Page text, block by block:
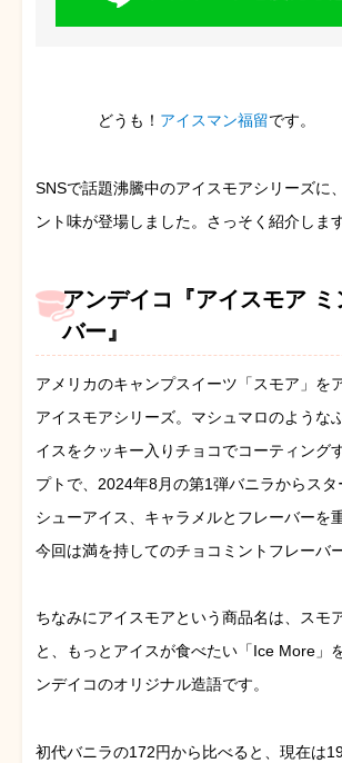
どうも！ アイスマン福留です。
SNSで話題沸騰中のアイスモアシリーズに
ント味が登場しました。さっそく紹介します
アンデイコ『アイスモア ミ
バー』
アメリカのキャンプスイーツ「スモア」を
アイスモアシリーズ。マシュマロのような
イスをクッキー入りチョコでコーティング
プトで、2024年8月の第1弾バニラからスタ
シューアイス、キャラメルとフレーバーを
今回は満を持してのチョコミントフレーバ
ちなみにアイスモアという商品名は、スモア
と、もっとアイスが食べたい「Ice More」
ンデイコのオリジナル造語です。
初代バニラの172円から比べると、現在は